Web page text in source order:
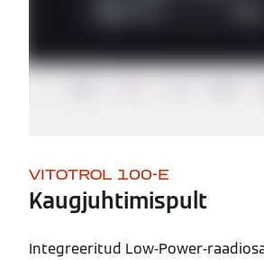
VITOTROL 100-E
Kaugjuhtimispult
Integreeritud Low-Power-